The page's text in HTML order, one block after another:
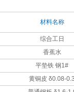
材料名称
综合工日
香蕉水
平垫铁 钢1#
黄铜皮 δ0.08-